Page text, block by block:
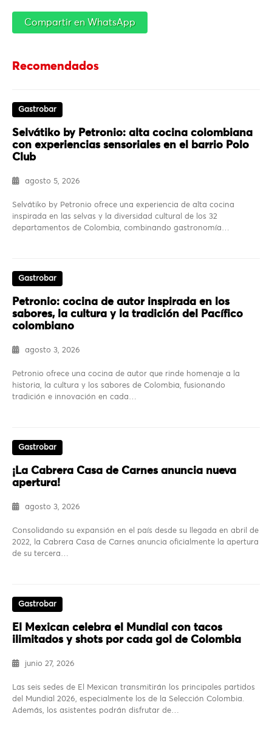
Compartir en WhatsApp
Recomendados
Gastrobar
Selvátiko by Petronio: alta cocina colombiana
con experiencias sensoriales en el barrio Polo
Club
agosto 5, 2026
Selvátiko by Petronio ofrece una experiencia de alta cocina
inspirada en las selvas y la diversidad cultural de los 32
departamentos de Colombia, combinando gastronomía…
Gastrobar
Petronio: cocina de autor inspirada en los
sabores, la cultura y la tradición del Pacífico
colombiano
agosto 3, 2026
Petronio ofrece una cocina de autor que rinde homenaje a la
historia, la cultura y los sabores de Colombia, fusionando
tradición e innovación en cada…
Gastrobar
¡La Cabrera Casa de Carnes anuncia nueva
apertura!
agosto 3, 2026
Consolidando su expansión en el país desde su llegada en abril de
2022, la Cabrera Casa de Carnes anuncia oficialmente la apertura
de su tercera…
Gastrobar
El Mexican celebra el Mundial con tacos
ilimitados y shots por cada gol de Colombia
junio 27, 2026
Las seis sedes de El Mexican transmitirán los principales partidos
del Mundial 2026, especialmente los de la Selección Colombia.
Además, los asistentes podrán disfrutar de…